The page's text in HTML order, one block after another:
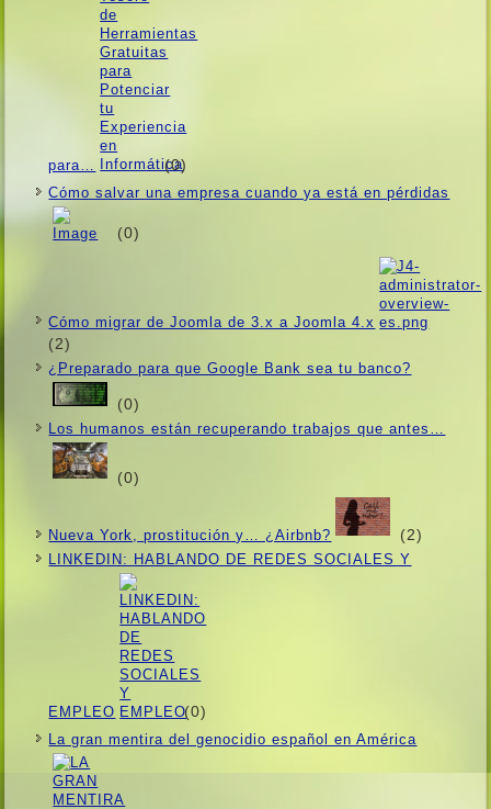
para… (0)
Cómo salvar una empresa cuando ya está en pérdidas
(0)
Cómo migrar de Joomla de 3.x a Joomla 4.x
(2)
¿Preparado para que Google Bank sea tu banco?
(0)
Los humanos están recuperando trabajos que antes…
(0)
Nueva York, prostitución y… ¿Airbnb? (2)
LINKEDIN: HABLANDO DE REDES SOCIALES Y
EMPLEO (0)
La gran mentira del genocidio español en América